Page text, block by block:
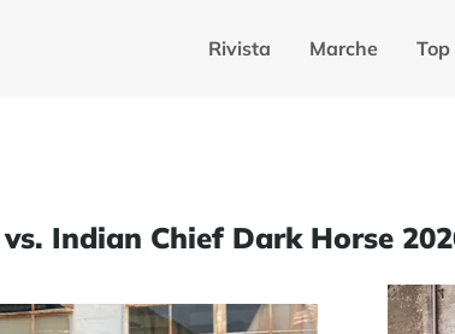
Rivista Marche
Indian Chief Dark Horse